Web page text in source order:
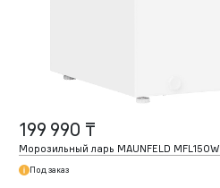
199 990 ₸
Морозильный ларь MAUNFELD MFL150W
Под заказ